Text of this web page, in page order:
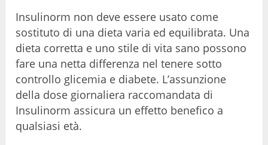
Insulinorm non deve essere usato come
sostituto di una dieta varia ed equilibrata. Una
dieta corretta e uno stile di vita sano possono
fare una netta differenza nel tenere sotto
controllo glicemia e diabete. L’assunzione
della dose giornaliera raccomandata di
Insulinorm assicura un effetto benefico a
qualsiasi età.